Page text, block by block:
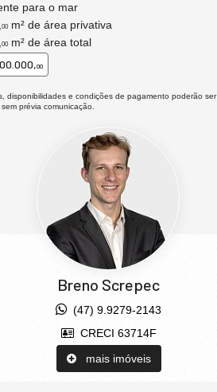
para o mar
00 m² de área privativa
00 m² de área total
00
disponibilidades e condições de pagamento poderão ser
prévia comunicação.
Breno Screpec
(47) 9.9279-2143
CRECI 63714F
mais imóveis